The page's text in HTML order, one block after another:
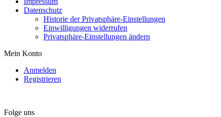
Datenschutz
Historie der Privatsphäre-Einstellungen
Einwilligungen widerrufen
Privatsphäre-Einstellungen ändern
Mein Konto
Anmelden
Registrieren
Folge uns